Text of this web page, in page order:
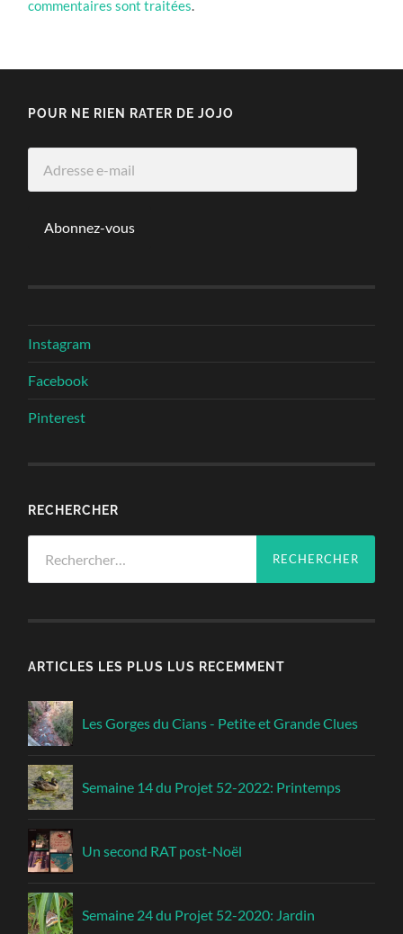
commentaires sont traitées.
POUR NE RIEN RATER DE JOJO
Abonnez-vous
Instagram
Facebook
Pinterest
RECHERCHER
ARTICLES LES PLUS LUS RECEMMENT
Les Gorges du Cians - Petite et Grande Clues
Semaine 14 du Projet 52-2022: Printemps
Un second RAT post-Noël
Semaine 24 du Projet 52-2020: Jardin